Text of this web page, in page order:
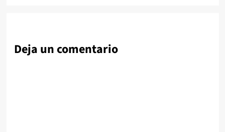
Deja un comentario